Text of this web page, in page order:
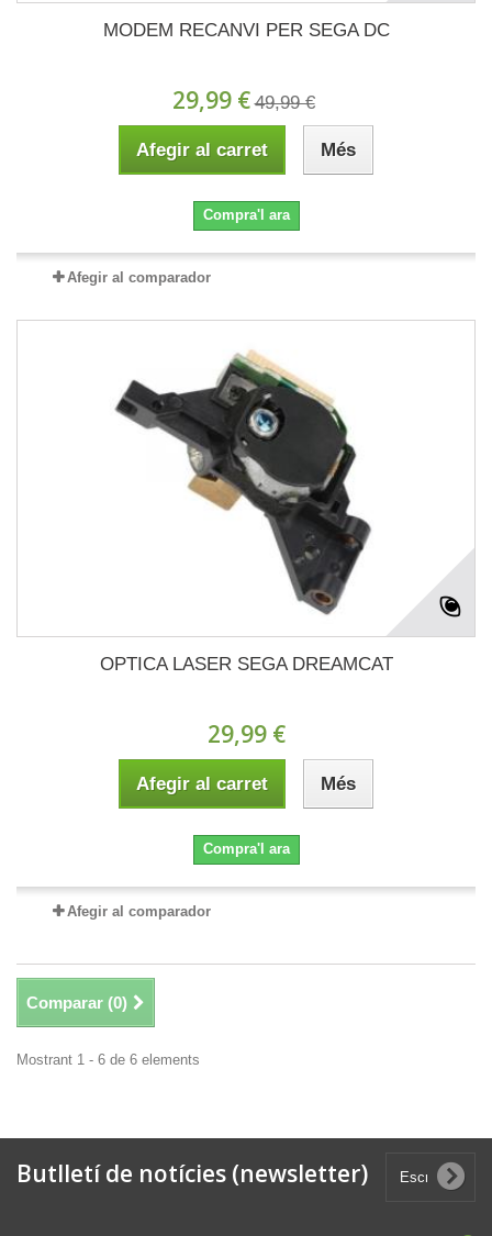
MODEM RECANVI PER SEGA DC
29,99 € 49,99 €
Afegir al carret Més
Compra'l ara
Afegir al comparador
OPTICA LASER SEGA DREAMCAT
29,99 €
Afegir al carret Més
Compra'l ara
Afegir al comparador
Comparar (0)
Mostrant 1 - 6 de 6 elements
Butlletí de notícies (newsletter)